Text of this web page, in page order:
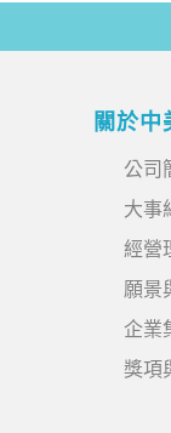
關於中
公司
大事
經營
願景
企業
獎項